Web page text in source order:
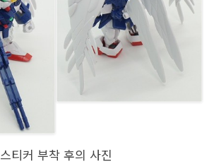
스티커 부착 후의 사진